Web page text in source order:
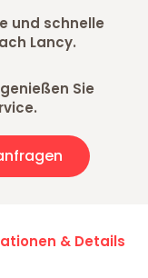
und schnelle
Lancy.
Sie
& Details